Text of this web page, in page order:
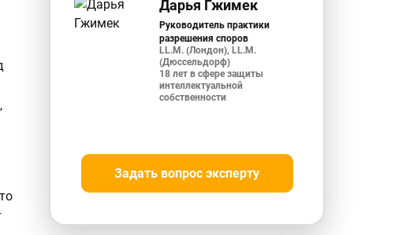
Дарья Гжимек
Руководитель практики
разрешения споров
LL.M. (Лондон), LL.M.
(Дюссельдорф)
18 лет в сфере защиты
интеллектуальной
собственности
Задать вопрос эксперту